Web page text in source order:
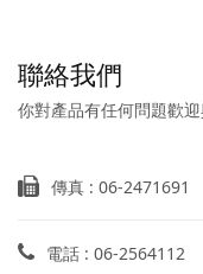
聯絡我們
你對產品有任何問題歡
傳真 : 06-2471691
電話 : 06-2564112